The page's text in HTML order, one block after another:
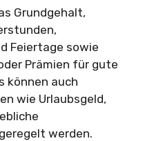
Grundgehalt,
Feiertage sowie
Prämien für gute
können auch
wie Urlaubsgeld,
werden.